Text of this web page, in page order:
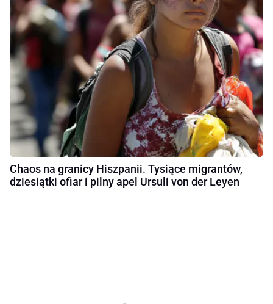
Chaos na granicy Hiszpanii. Tysiące migrantów,
dziesiątki ofiar i pilny apel Ursuli von der Leyen